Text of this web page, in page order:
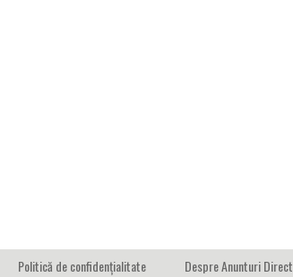
Politică de confidențialitate Despre Anunturi Direct